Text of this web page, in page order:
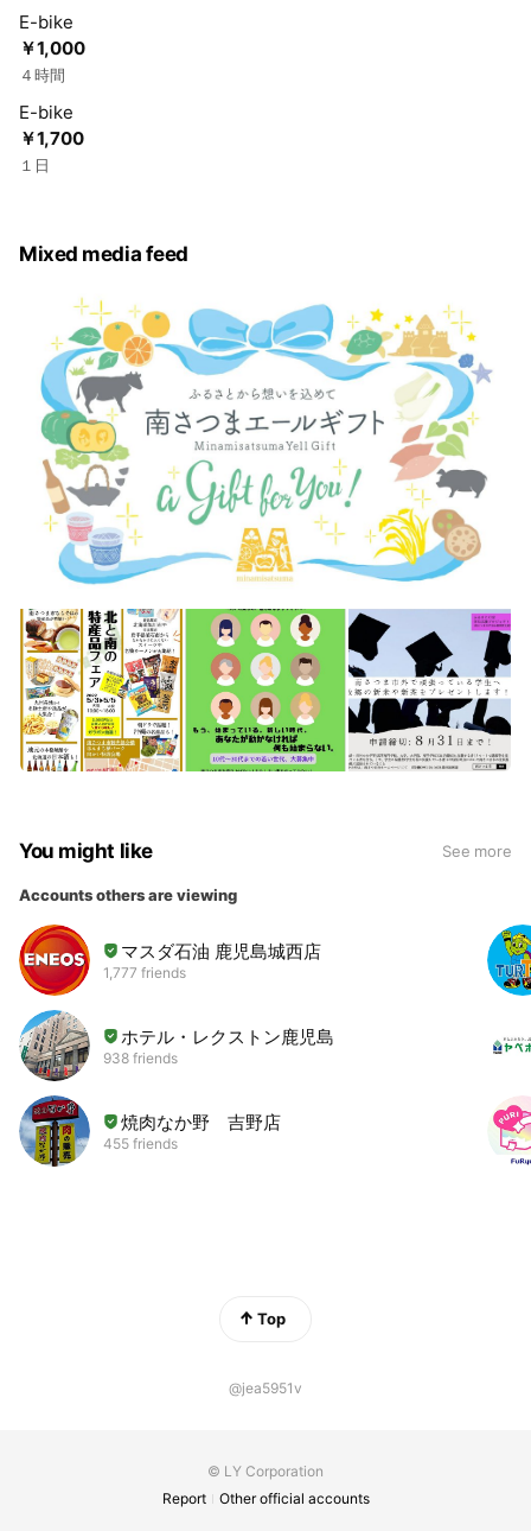
￥1,000
E-bike
４時間
￥1,700
E-bike
１日
Mixed media feed
You might like See more
Accounts others are viewing
マスダ石油 鹿児島城西店
1,777 friends
ホテル・レクストン鹿児島
938 friends
焼肉なか野 吉野店
455 friends
Top
@jea5951v
© LY Corporation
Report
Other official accounts